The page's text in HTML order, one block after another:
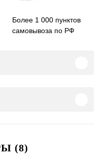
Более 1 000 пунктов
самовывоза по РФ
(8)